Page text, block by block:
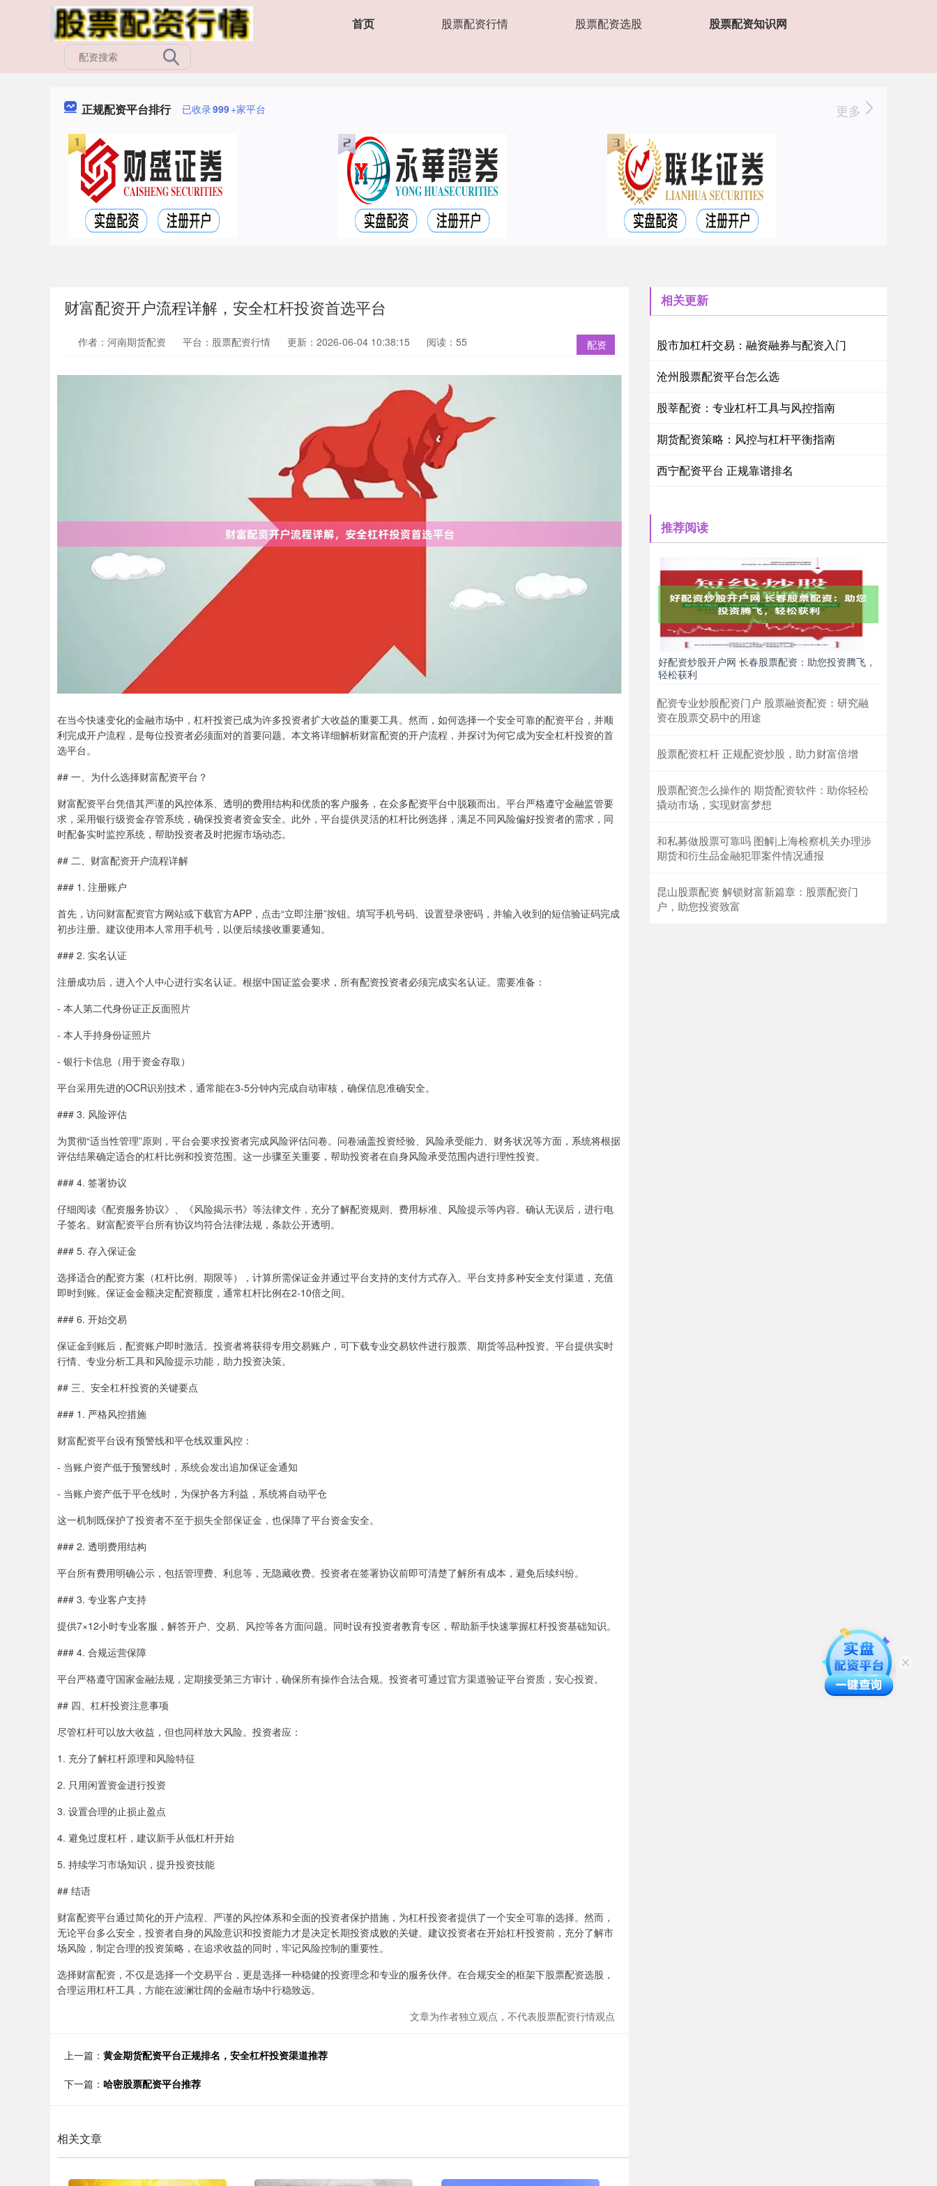
首页 股票配资行情 股票配资选股 股票配资知识网
正规配资平台排行 已收录999+家平台 更多
财富配资开户流程详解，安全杠杆投资首选平台
配资
作者：河南期货配资 平台：股票配资行情 更新：2026-06-04 10:38:15 阅读：55
在当今快速变化的金融市场中，杠杆投资已成为许多投资者扩大收益的重要工具。然而，如何选择一个安全可靠的配资平台，并顺
利完成开户流程，是每位投资者必须面对的首要问题。本文将详细解析财富配资的开户流程，并探讨为何它成为安全杠杆投资的首
选平台。
## 一、为什么选择财富配资平台？
财富配资平台凭借其严谨的风控体系、透明的费用结构和优质的客户服务，在众多配资平台中脱颖而出。平台严格遵守金融监管要
求，采用银行级资金存管系统，确保投资者资金安全。此外，平台提供灵活的杠杆比例选择，满足不同风险偏好投资者的需求，同
时配备实时监控系统，帮助投资者及时把握市场动态。
## 二、财富配资开户流程详解
### 1. 注册账户
首先，访问财富配资官方网站或下载官方APP，点击“立即注册”按钮。填写手机号码、设置登录密码，并输入收到的短信验证码完成
初步注册。建议使用本人常用手机号，以便后续接收重要通知。
### 2. 实名认证
注册成功后，进入个人中心进行实名认证。根据中国证监会要求，所有配资投资者必须完成实名认证。需要准备：
- 本人第二代身份证正反面照片
- 本人手持身份证照片
- 银行卡信息（用于资金存取）
平台采用先进的OCR识别技术，通常能在3-5分钟内完成自动审核，确保信息准确安全。
### 3. 风险评估
为贯彻“适当性管理”原则，平台会要求投资者完成风险评估问卷。问卷涵盖投资经验、风险承受能力、财务状况等方面，系统将根据
评估结果确定适合的杠杆比例和投资范围。这一步骤至关重要，帮助投资者在自身风险承受范围内进行理性投资。
### 4. 签署协议
仔细阅读《配资服务协议》、《风险揭示书》等法律文件，充分了解配资规则、费用标准、风险提示等内容。确认无误后，进行电
子签名。财富配资平台所有协议均符合法律法规，条款公开透明。
### 5. 存入保证金
选择适合的配资方案（杠杆比例、期限等），计算所需保证金并通过平台支持的支付方式存入。平台支持多种安全支付渠道，充值
即时到账。保证金金额决定配资额度，通常杠杆比例在2-10倍之间。
### 6. 开始交易
保证金到账后，配资账户即时激活。投资者将获得专用交易账户，可下载专业交易软件进行股票、期货等品种投资。平台提供实时
行情、专业分析工具和风险提示功能，助力投资决策。
## 三、安全杠杆投资的关键要点
### 1. 严格风控措施
财富配资平台设有预警线和平仓线双重风控：
- 当账户资产低于预警线时，系统会发出追加保证金通知
- 当账户资产低于平仓线时，为保护各方利益，系统将自动平仓
这一机制既保护了投资者不至于损失全部保证金，也保障了平台资金安全。
### 2. 透明费用结构
平台所有费用明确公示，包括管理费、利息等，无隐藏收费。投资者在签署协议前即可清楚了解所有成本，避免后续纠纷。
### 3. 专业客户支持
提供7×12小时专业客服，解答开户、交易、风控等各方面问题。同时设有投资者教育专区，帮助新手快速掌握杠杆投资基础知识。
### 4. 合规运营保障
平台严格遵守国家金融法规，定期接受第三方审计，确保所有操作合法合规。投资者可通过官方渠道验证平台资质，安心投资。
## 四、杠杆投资注意事项
尽管杠杆可以放大收益，但也同样放大风险。投资者应：
1. 充分了解杠杆原理和风险特征
2. 只用闲置资金进行投资
3. 设置合理的止损止盈点
4. 避免过度杠杆，建议新手从低杠杆开始
5. 持续学习市场知识，提升投资技能
## 结语
财富配资平台通过简化的开户流程、严谨的风控体系和全面的投资者保护措施，为杠杆投资者提供了一个安全可靠的选择。然而，
无论平台多么安全，投资者自身的风险意识和投资能力才是决定长期投资成败的关键。建议投资者在开始杠杆投资前，充分了解市
场风险，制定合理的投资策略，在追求收益的同时，牢记风险控制的重要性。
选择财富配资，不仅是选择一个交易平台，更是选择一种稳健的投资理念和专业的服务伙伴。在合规安全的框架下股票配资选股，
合理运用杠杆工具，方能在波澜壮阔的金融市场中行稳致远。
文章为作者独立观点，不代表股票配资行情观点
上一篇： 黄金期货配资平台正规排名，安全杠杆投资渠道推荐
下一篇： 哈密股票配资平台推荐
相关文章
相关更新
股市加杠杆交易：融资融券与配资入门
沧州股票配资平台怎么选
股莘配资：专业杠杆工具与风控指南
期货配资策略：风控与杠杆平衡指南
西宁配资平台 正规靠谱排名
推荐阅读
好配资炒股开户网 长春股票配资：助您投资腾飞，
轻松获利
配资专业炒股配资门户 股票融资配资：研究融
资在股票交易中的用途
股票配资杠杆 正规配资炒股，助力财富倍增
股票配资怎么操作的 期货配资软件：助你轻松
撬动市场，实现财富梦想
和私募做股票可靠吗 图解|上海检察机关办理涉
期货和衍生品金融犯罪案件情况通报
昆山股票配资 解锁财富新篇章：股票配资门
户，助您投资致富